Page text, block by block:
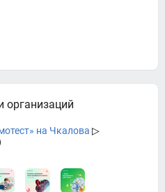
организаций
на Чкалова ▷